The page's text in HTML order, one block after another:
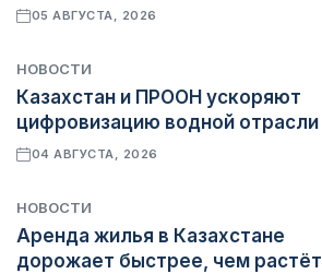
05 АВГУСТА, 2026
НОВОСТИ
Казахстан и ПРООН ускоряют
цифровизацию водной отрасли
04 АВГУСТА, 2026
НОВОСТИ
Аренда жилья в Казахстане
дорожает быстрее, чем растёт